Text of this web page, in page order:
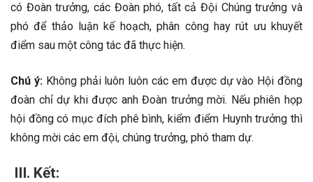
có Đoàn trưởng, các Đoàn phó, tất cả Đội Chúng trưởng và
phó để thảo luận kế hoạch, phân công hay rút ưu khuyết
điểm sau một công tác đã thực hiện.
Chú ý:Không phải luôn luôn các em được dự vào Hội đồng
đoàn chỉ dự khi được anh Đoàn trưởng mời. Nếu phiên họp
hội đồng có mục đích phê bình, kiểm điểm Huynh trưởng thì
không mời các em đội, chúng trưởng, phó tham dự.
III. Kết: